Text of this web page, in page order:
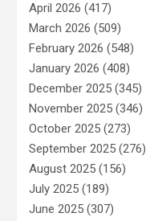
April 2026 (417)
March 2026 (509)
February 2026 (548)
January 2026 (408)
December 2025 (345)
November 2025 (346)
October 2025 (273)
September 2025 (276)
August 2025 (156)
July 2025 (189)
June 2025 (307)